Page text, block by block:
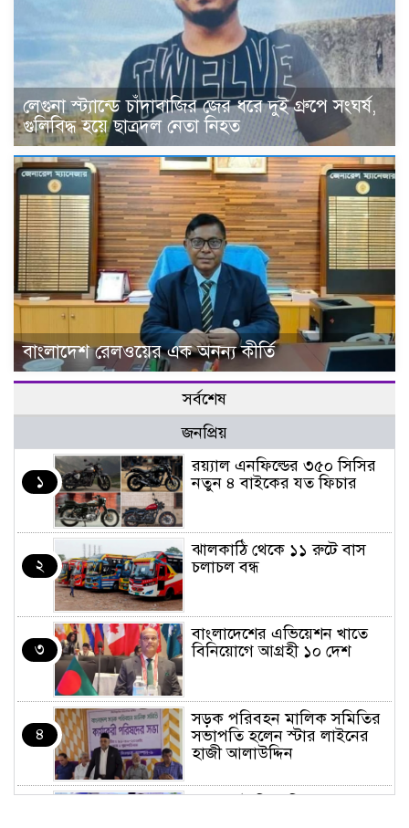
লেগুনা স্ট্যান্ডে চাঁদাবাজির জের ধরে দুই গ্রুপে সংঘর্ষ,
গুলিবিদ্ধ হয়ে ছাত্রদল নেতা নিহত
বাংলাদেশ রেলওয়ের এক অনন্য কীর্তি
সর্বশেষ
জনপ্রিয়
১
র‌য়্যাল এনফিল্ডের ৩৫০ সিসির
নতুন ৪ বাইকের যত ফিচার
২
ঝালকাঠি থেকে ১১ রুটে বাস
চলাচল বন্ধ
৩
বাংলাদেশের এভিয়েশন খাতে
বিনিয়োগে আগ্রহী ১০ দেশ
৪
সড়ক পরিবহন মালিক সমিতির
সভাপতি হলেন স্টার লাইনের
হাজী আলাউদ্দিন